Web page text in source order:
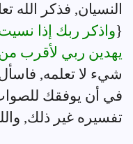
النسيان, فذكر الله
{واذكر ربك إذا
يهدين ربي لأقرب
شيء لا تعلمه, فاسأل
في أن يوفقك
تفسيره غير ذلك,